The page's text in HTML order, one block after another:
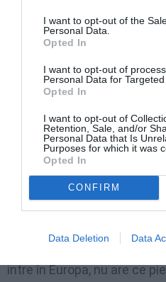
I want to opt-out of the
Personal Data.
Opted In
I want to opt-out of
Personal Data for Targeted
Opted In
I want to opt-out of
Retention, Sale, and/or
Personal Data that Is
Purposes for which it was
Opted In
CONFIRM
Data Deletion Data
simţ şi concomitent de
Mai puţin de vorbăraie
avem în vedere că
industrializate se explică şi
proletariatul în sistemul
mai privilegiat.
represiilor, ca ţărănimea.
Europa de emigranţi şi prin
intre în Europa, nu are ce